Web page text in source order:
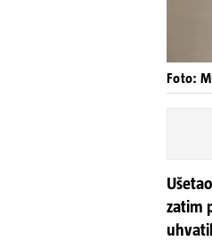
Foto:
zatim